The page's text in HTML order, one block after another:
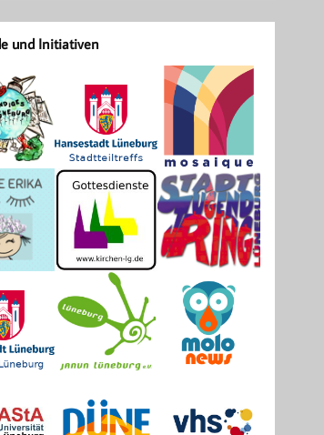
und Initiativen